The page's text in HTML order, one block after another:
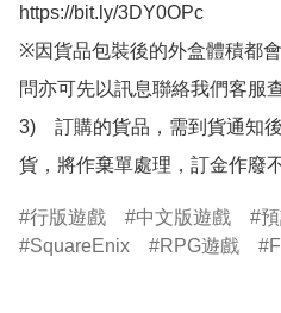
https://bit.ly/3DY0OPc
※因貨品包裝後的外盒體積都
問亦可先以訊息聯絡我們客服
3)　訂購的貨品，需到貨通知
貨，將作棄單處理，訂金作廢
行版遊戲 中文版遊戲
SquareEnix
RPG遊戲